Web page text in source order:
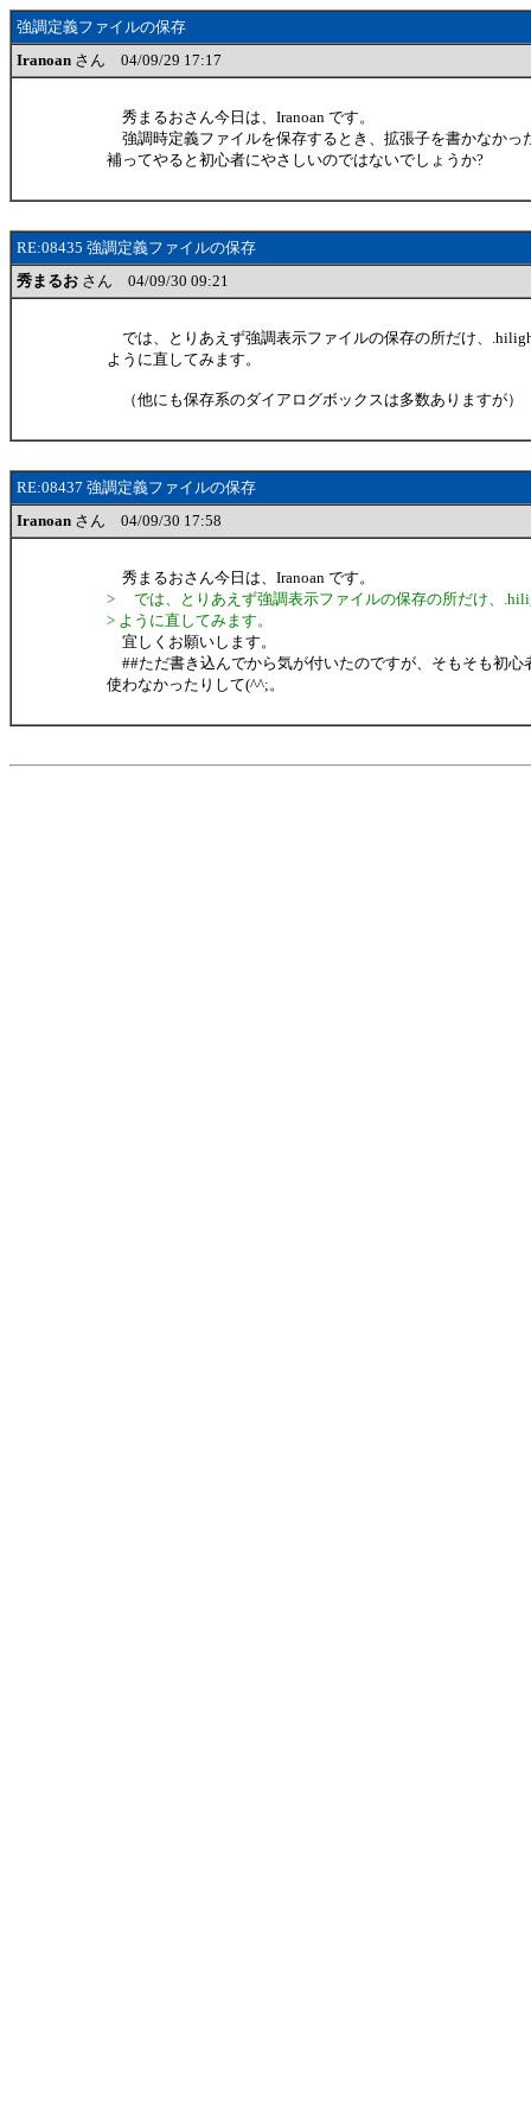
強調定義ファイルの保存
Iranoan さん 04/09/29 17:17
秀まるおさん今日は、Iranoan です。
強調時定義ファイルを保存するとき、拡張子を書かなかっ
補ってやると初心者にやさしいのではないでしょうか?
RE:08435 強調定義ファイルの保存
秀まるお さん 04/09/30 09:21
では、とりあえず強調表示ファイルの保存の所だけ、
ように直してみます。
（他にも保存系のダイアログボックスは多数ありますが）
RE:08437 強調定義ファイルの保存
Iranoan さん 04/09/30 17:58
秀まるおさん今日は、Iranoan です。
> では、とりあえず強調表示ファイルの保存の所だけ、
> ように直してみます。
宜しくお願いします。
##ただ書き込んでから気が付いたのですが、そもそも初心
使わなかったりして(^^;。